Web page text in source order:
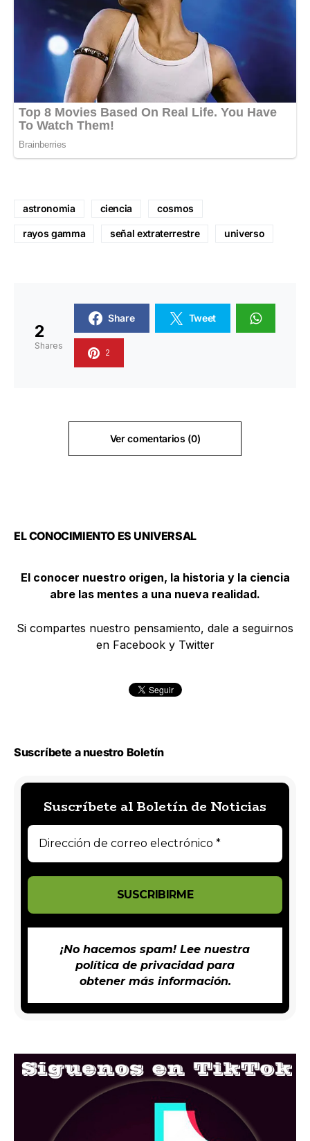
astronomia ciencia cosmos
rayos gamma señal extraterrestre universo
2
Shares
Share Tweet
2
Ver comentarios (0)
EL CONOCIMIENTO ES UNIVERSAL
El conocer nuestro origen, la historia y la ciencia
abre las mentes a una nueva realidad.
Si compartes nuestro pensamiento, dale a seguirnos
en Facebook y Twitter
Suscríbete a nuestro Boletín
Suscríbete al Boletín de Noticias
¡No hacemos spam! Lee nuestra
política de privacidadpara
obtener más información.